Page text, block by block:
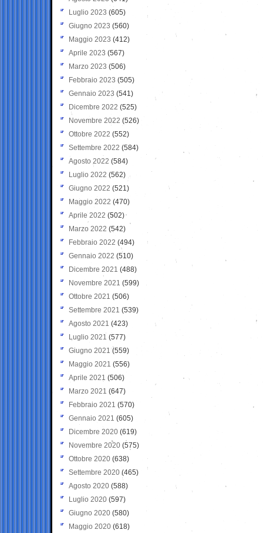
Luglio 2023 (605)
Giugno 2023 (560)
Maggio 2023 (412)
Aprile 2023 (567)
Marzo 2023 (506)
Febbraio 2023 (505)
Gennaio 2023 (541)
Dicembre 2022 (525)
Novembre 2022 (526)
Ottobre 2022 (552)
Settembre 2022 (584)
Agosto 2022 (584)
Luglio 2022 (562)
Giugno 2022 (521)
Maggio 2022 (470)
Aprile 2022 (502)
Marzo 2022 (542)
Febbraio 2022 (494)
Gennaio 2022 (510)
Dicembre 2021 (488)
Novembre 2021 (599)
Ottobre 2021 (506)
Settembre 2021 (539)
Agosto 2021 (423)
Luglio 2021 (577)
Giugno 2021(559)
Maggio 2021 (556)
Aprile 2021 (506)
Marzo 2021 (647)
Febbraio 2021 (570)
Gennaio 2021 (605)
Dicembre 2020 (619)
Novembre 2020 (575)
Ottobre 2020 (638)
Settembre 2020(465)
Agosto 2020 (588)
Luglio 2020 (597)
Giugno 2020 (580)
Maggio 2020 (618)